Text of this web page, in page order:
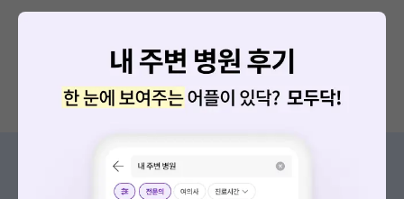
증상/치료, 궁금한 점이 있나요?
의사가 직접 답해드려요!